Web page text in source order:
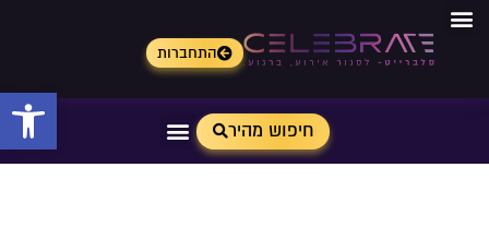
התחברות
חיפוש מהיר